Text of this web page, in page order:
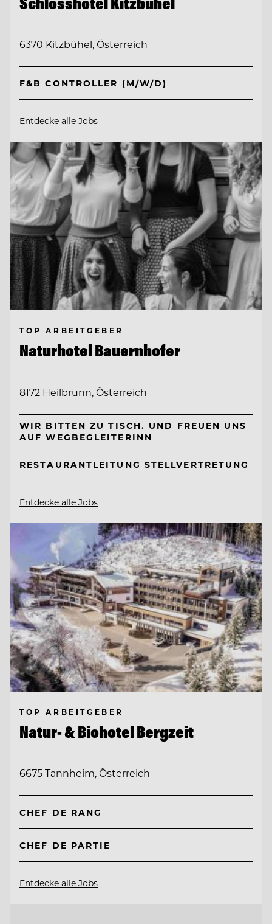
6370 Kitzbühel, Österreich
F&B CONTROLLER (M/W/D)
Entdecke alle Jobs
TOP ARBEITGEBER
Naturhotel Bauernhofer
8172 Heilbrunn, Österreich
WIR BITTEN ZU TISCH. UND FREUEN UNS
AUF WEGBEGLEITERINN
RESTAURANTLEITUNG STELLVERTRETUNG
Entdecke alle Jobs
TOP ARBEITGEBER
Natur- & Biohotel Bergzeit
6675 Tannheim, Österreich
CHEF DE RANG
CHEF DE PARTIE
Entdecke alle Jobs